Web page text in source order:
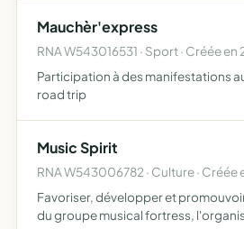
participatio…
Mauchèr'express
RNA W543016531 · Sport · Créée en
Participation à des manifestations
road trip
Music Spirit
RNA W543006782 · Culture · Créée
Favoriser, développer et
du groupe musical fortress,